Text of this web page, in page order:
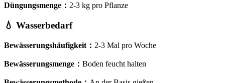
Düngungsmenge ： 2-3 kg pro Pflanze
💧 Wasserbedarf
Bewässerungshäufigkeit ： 2-3 Mal pro Woche
Bewässerungsmenge ： Boden feucht halten